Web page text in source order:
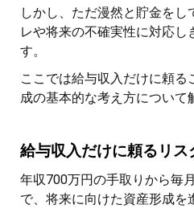
しかし、ただ漫然と貯金をし
レや将来の不確実性に対応し
す。
ここでは給与収入だけに頼
成の基本的な考え方について
給与収入だけに頼るリス
年収700万円の手取りから毎
で、将来に向けた資産形成を